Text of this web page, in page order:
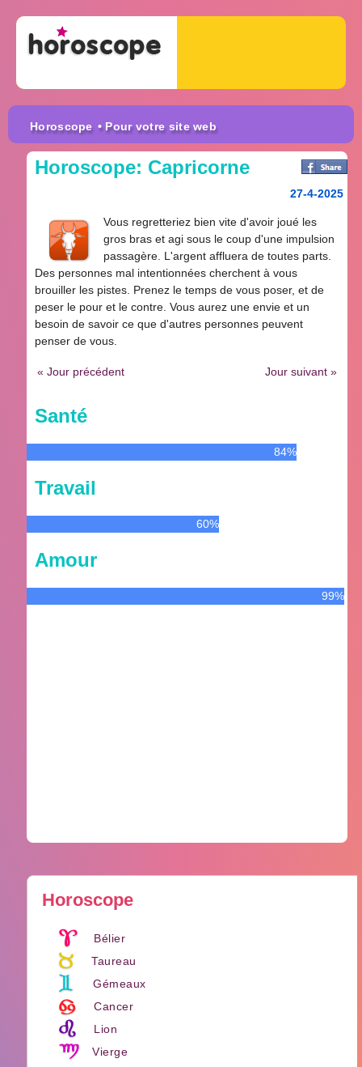
Horoscope • Pour votre site web
Horoscope
Bélier
Taureau
Gémeaux
Cancer
Lion
Vierge
Horoscope: Capricorne
27-4-2025
Vous regretteriez bien vite d'avoir joué les
gros bras et agi sous le coup d'une impulsion
passagère. L'argent affluera de toutes parts.
Des personnes mal intentionnées cherchent à vous
brouiller les pistes. Prenez le temps de vous poser, et de
peser le pour et le contre. Vous aurez une envie et un
besoin de savoir ce que d'autres personnes peuvent
penser de vous.
« Jour précédent Jour suivant »
Santé
84%
Travail
60%
Amour
99%